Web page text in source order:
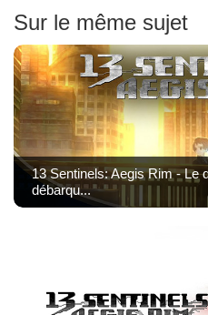
Sur le même sujet
13 Sentinels: Aegis Rim - Le
débarqu...